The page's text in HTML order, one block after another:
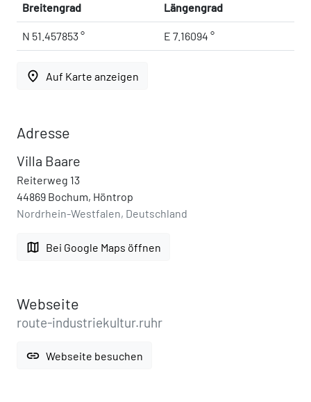
Breitengrad Längengrad
N 51.457853 ° E 7.16094 °
place Auf Karte anzeigen
Adresse
Villa Baare
Reiterweg 13
44869 Bochum, Höntrop
Nordrhein-Westfalen, Deutschland
map Bei Google Maps öffnen
Webseite
route-industriekultur.ruhr
link Webseite besuchen